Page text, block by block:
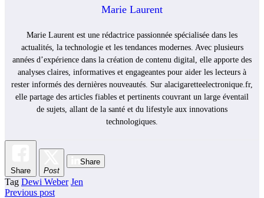
Marie Laurent
Marie Laurent est une rédactrice passionnée spécialisée dans les
actualités, la technologie et les tendances modernes. Avec plusieurs
années d’expérience dans la création de contenu digital, elle apporte des
analyses claires, informatives et engageantes pour aider les lecteurs à
rester informés des dernières nouveautés. Sur alacigaretteelectronique.fr,
elle partage des articles fiables et pertinents couvrant un large éventail
de sujets, allant de la santé et du lifestyle aux innovations
technologiques.
Share Post
Share
Tag Dewi Weber Jen
Previous post